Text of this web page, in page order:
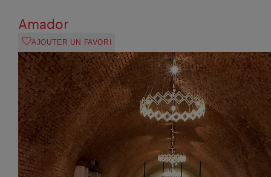
Amador
AJOUTER UN FAVORI